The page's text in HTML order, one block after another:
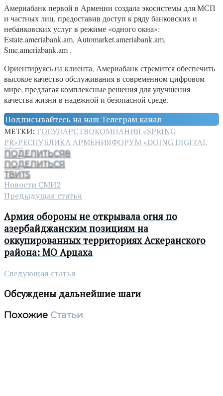
Америабанк первой в Армении создала экосистемы для МСП
и частных лиц, предоставив доступ к ряду банковских и
небанковских услуг в режиме «одного окна»:
Estate.ameriabank.am, Automarket.ameriabank.am,
Sme.ameriabank.am .
Ориентируясь на клиента, Америабанк стремится обеспечить
высокое качество обслуживания в современном цифровом
мире, предлагая комплексные решения для улучшения
качества жизни в надежной и безопасной среде.
Подписывайтесь на наш Телеграм канал
МЕТКИ: ГОСУДАРСТВОКОМПАНИЯ «SPRING
PR»РЕСПУБЛИКА АРМЕНИЯФОРУМ «DOING DIGITAL
ПОДЕЛИТЬСЯ8
ПОДЕЛИТЬСЯ
ТВИТ5
Новости СМИ2
Предыдущая статья
Армия обороны не открывала огня по
азербайджанским позициям на
оккупированных территориях Аскеранского
района: МО Арцаха
Следующая статья
Обсуждены дальнейшие шаги
Похожие Статьи